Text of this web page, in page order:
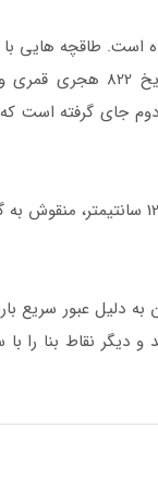
تزيين شده است. طاقچه­ هايي
جناغي در قسمت­هاي مختلف ايوان به چشم مي­ خورد. بر روي صندوق پوشاننده قبر
جاي گرفته است كه
كف اتاق حرم كاشيكاري است و ازاره ديوار اتاق آرامگاه 140 سانتي­متر با كاشي­هايي به ابعاد 12
دليل عبور سريع
ديگر نقاط بنا را با